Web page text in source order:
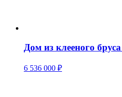
Дом из клееного
6 536 000 ₽